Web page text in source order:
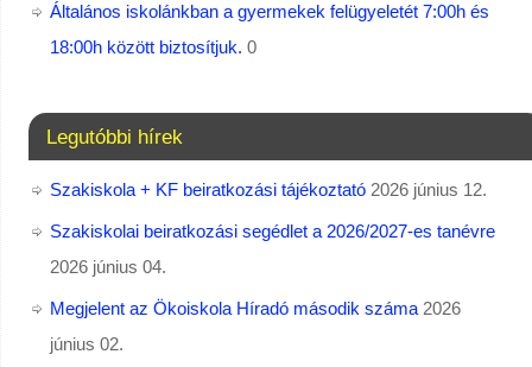
Általános iskolánkban a gyermekek felügyeletét 7:00h és
18:00h között biztosítjuk. 0
Legutóbbi hírek
Szakiskola + KF beiratkozási tájékoztató 2026 június 12.
Szakiskolai beiratkozási segédlet a 2026/2027-es tanévre
2026 június 04.
Megjelent az Ökoiskola Híradó második száma 2026
június 02.